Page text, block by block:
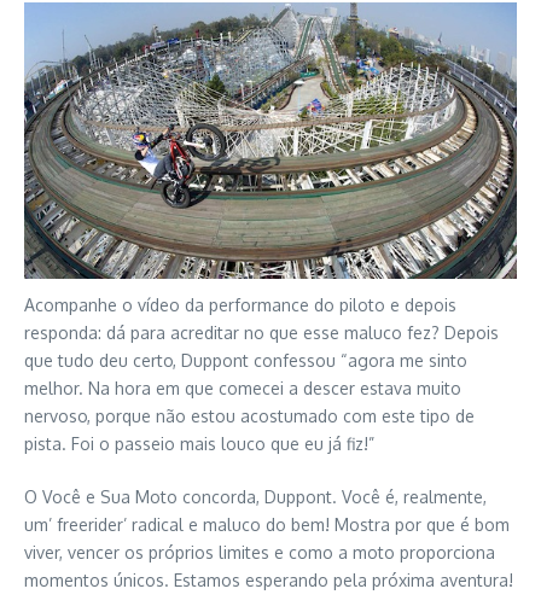
Acompanhe o vídeo da performance do piloto e depois
responda: dá para acreditar no que esse maluco fez? Depois
que tudo deu certo, Duppont confessou “agora me sinto
melhor. Na hora em que comecei a descer estava muito
nervoso, porque não estou acostumado com este tipo de
pista. Foi o passeio mais louco que eu já fiz!”
O Você e Sua Moto concorda, Duppont. Você é, realmente,
um’ freerider’ radical e maluco do bem! Mostra por que é bom
viver, vencer os próprios limites e como a moto proporciona
momentos únicos. Estamos esperando pela próxima aventura!